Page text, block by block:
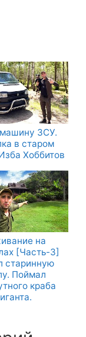
ЗСУ.
в старом
Хоббитов
на
[Часть-3]
старинную
Поймал
краба